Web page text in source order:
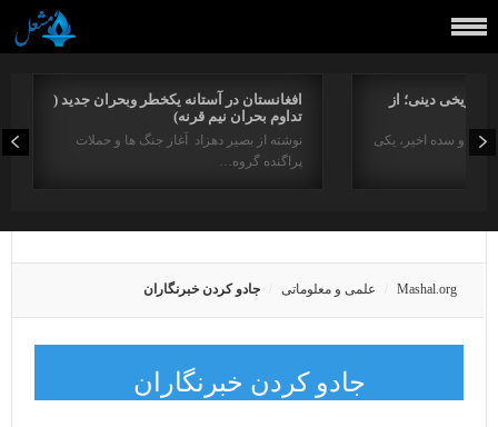
افغانستان در آستانه یکخطر وبحران جدید (
تداوم بحران نیم قرنه)
نوشته از بصیر دهزاد آغاز جنگ ها و حملات
پراگنده گروه…
دینی؛ از
در دو سده اخیر، یکی
Mashal.org علمی و معلوماتی جادو كردن خبرنگاران
جادو كردن خبرنگاران